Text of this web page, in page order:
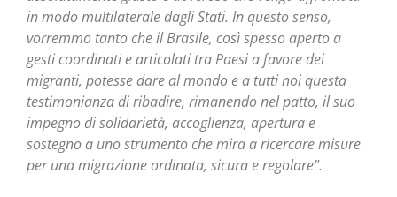
in modo multilaterale dagli Stati. In questo senso,
vorremmo tanto che il Brasile, così spesso aperto a
gesti coordinati e articolati tra Paesi a favore dei
migranti, potesse dare al mondo e a tutti noi questa
testimonianza di ribadire, rimanendo nel patto, il suo
impegno di solidarietà, accoglienza, apertura e
sostegno a uno strumento che mira a ricercare misure
per una migrazione ordinata, sicura e regolare".